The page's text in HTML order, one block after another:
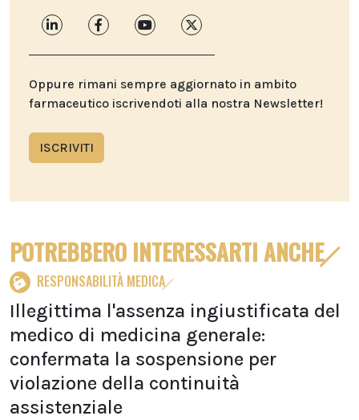
Oppure rimani sempre aggiornato in ambito
farmaceutico iscrivendoti alla nostra Newsletter!
ISCRIVITI
POTREBBERO INTERESSARTI ANCHE
RESPONSABILITÀ MEDICA
Illegittima l'assenza ingiustificata del
medico di medicina generale:
confermata la sospensione per
violazione della continuità
assistenziale